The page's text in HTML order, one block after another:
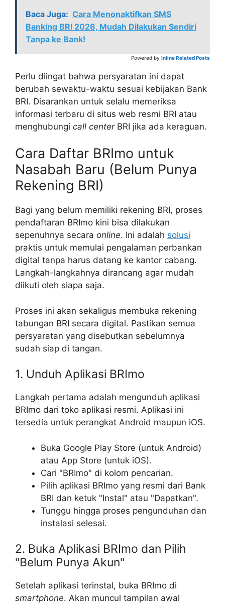
Baca Juga: Cara Menonaktifkan SMS
Banking BRI 2026, Mudah Dilakukan Sendiri
Tanpa ke Bank!
Powered by Inline Related Posts
Perlu diingat bahwa persyaratan ini dapat
berubah sewaktu-waktu sesuai kebijakan Bank
BRI. Disarankan untuk selalu memeriksa
informasi terbaru di situs web resmi BRI atau
menghubungi call centerBRI jika ada keraguan.
Cara Daftar BRImo untuk
Nasabah Baru (Belum Punya
Rekening BRI)
Bagi yang belum memiliki rekening BRI, proses
pendaftaran BRImo kini bisa dilakukan
sepenuhnya secara online. Ini adalah solusi
praktis untuk memulai pengalaman perbankan
digital tanpa harus datang ke kantor cabang.
Langkah-langkahnya dirancang agar mudah
diikuti oleh siapa saja.
Proses ini akan sekaligus membuka rekening
tabungan BRI secara digital. Pastikan semua
persyaratan yang disebutkan sebelumnya
sudah siap di tangan.
1. Unduh Aplikasi BRImo
Langkah pertama adalah mengunduh aplikasi
BRImo dari toko aplikasi resmi. Aplikasi ini
tersedia untuk perangkat Android maupun iOS.
Buka Google Play Store (untuk Android)
atau App Store (untuk iOS).
Cari "BRImo" di kolom pencarian.
Pilih aplikasi BRImo yang resmi dari Bank
BRI dan ketuk "Instal" atau "Dapatkan".
Tunggu hingga proses pengunduhan dan
instalasi selesai.
2. Buka Aplikasi BRImo dan Pilih
"Belum Punya Akun"
Setelah aplikasi terinstal, buka BRImo di
smartphone. Akan muncul tampilan awal